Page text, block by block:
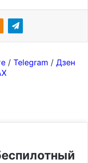
/ Telegram / Дзен